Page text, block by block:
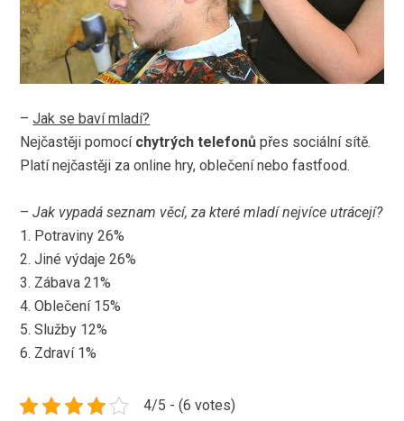
–Jak se baví mladí?
Nejčastěji pomocí chytrých telefonů přes sociální sítě.
Platí nejčastěji za online hry, oblečení nebo fastfood.
–Jak vypadá seznam věcí, za které mladí nejvíce utrácejí?
1. Potraviny 26%
2. Jiné výdaje 26%
3. Zábava 21%
4. Oblečení 15%
5. Služby 12%
6. Zdraví 1%
4/5 - (6 votes)